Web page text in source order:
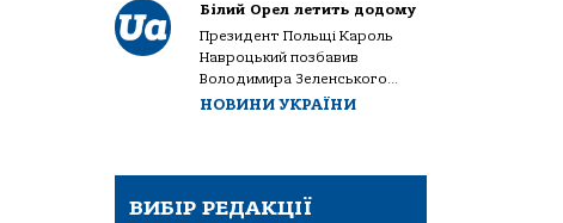
Білий Орел летить додому
Президент Польщі Кароль
Навроцький позбавив
Володимира Зеленського...
НОВИНИ УКРАЇНИ
ВИБІР РЕДАКЦІЇ